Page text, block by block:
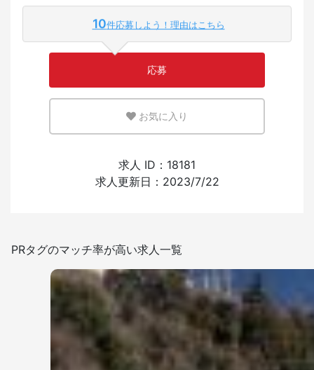
英語または母国語を活かせる環境
日本語を使う頻度
少ない
その他
10件応募しよう！理由はこちら
応募
お気に入り
求人 ID：18181
求人更新日：2023/7/22
PRタグのマッチ率が高い求人一覧